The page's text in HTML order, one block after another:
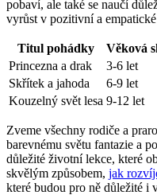
pobaví, ale také se naučí
vyrůst v⁤ pozitivní ‍a
Titul pohádky
Věková
Princezna a drak
3-6⁤ let
Skřítek a jahoda
6-9⁤ let
Kouzelný svět lesa 9-12 let
Zveme všechny rodiče ⁣a‌
barevnému světu fantazie ⁣a
důležité životní lekce, které⁤
skvělým způsobem, jak
které budou pro ně důležité i